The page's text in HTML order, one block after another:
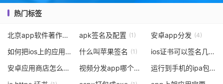
热门标签
北京app软件著作权申请费用 (2)
apk签名及配置 (1) 安卓app分发 (4)
如何把ios上的应用打包 (1)
什么叫苹果签名 (1)
ios证书可以签名几个软件
安卓应用商店怎么上架应用软件
(2) 视频分发app哪个好
运行到手机的ipa包怎么打包